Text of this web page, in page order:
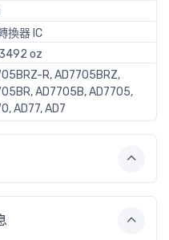
換器 IC
oz
R, AD7705BRZ,
AD7705B, AD7705,
AD77, AD7